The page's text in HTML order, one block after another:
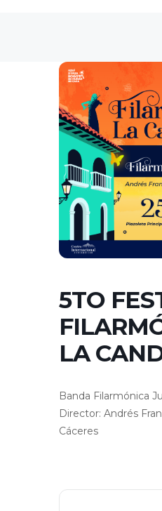
5TO
LA
Banda Filarmónica
Director: Andrés
Cáceres